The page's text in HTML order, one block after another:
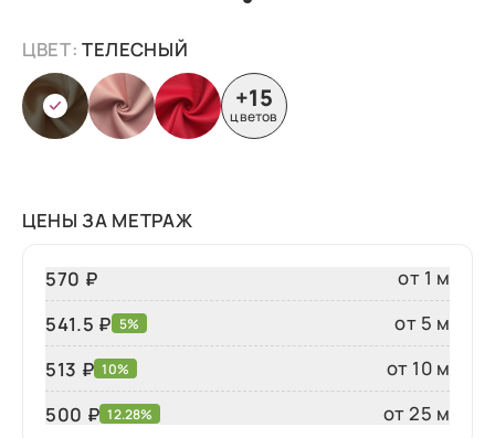
ЦВЕТ:ТЕЛЕСНЫЙ
+15
цветов
ЦЕНЫ ЗА МЕТРАЖ
570 ₽
от 1 м
541.5 ₽ 5%
от 5 м
513 ₽ 10%
от 10 м
500 ₽ 12.28% от 25 м